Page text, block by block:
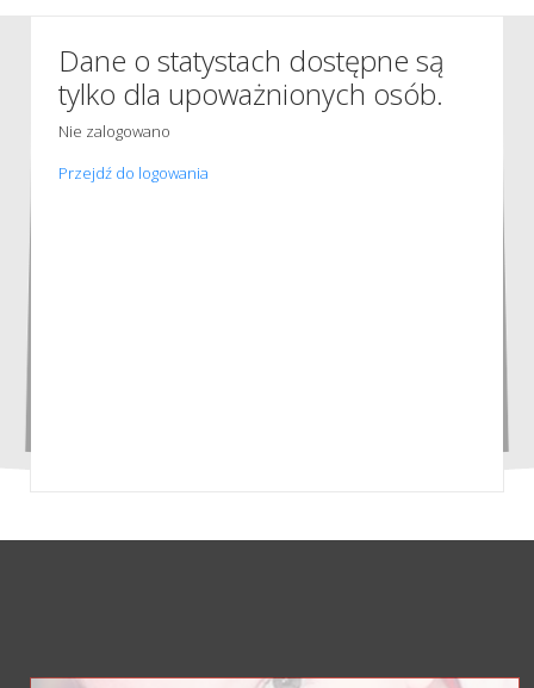
Dane o statystach dostępne są
tylko dla upoważnionych osób.
Nie zalogowano
Przejdź do logowania